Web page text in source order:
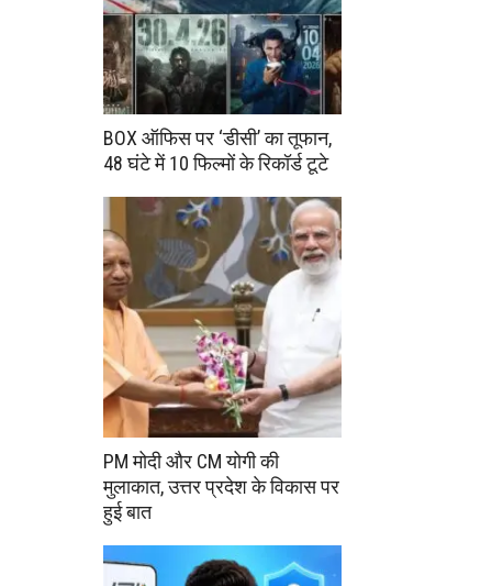
BOX ऑफिस पर ‘डीसी’ का तूफान,
48 घंटे में 10 फिल्मों के रिकॉर्ड टूटे
PM मोदी और CM योगी की
मुलाकात, उत्तर प्रदेश के विकास पर
हुई बात